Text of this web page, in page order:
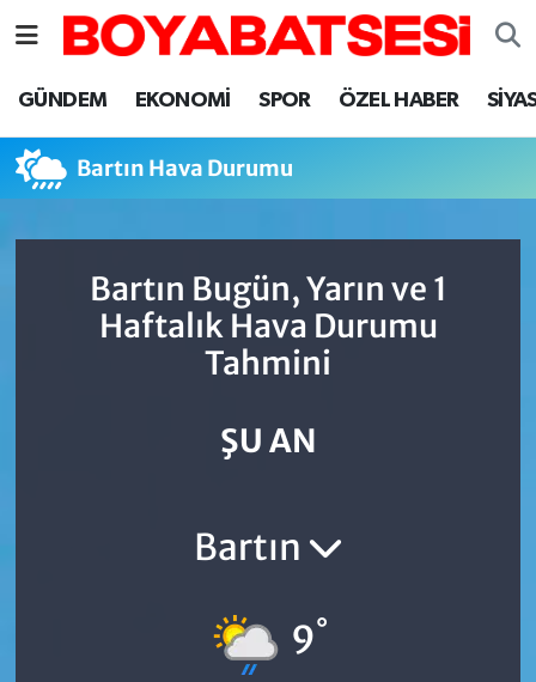
GÜNDEM EKONOMİ SPOR ÖZEL HABER
Bartın Hava Durumu
Bartın Bugün, Yarın ve 1
Haftalık Hava Durumu
Tahmini
ŞU AN
Bartın
9°
Sinop Nöbetçi Eczaneler
Sinop Trafik Yoğunluk Haritası
Süper Lig Puan Durumu ve Fikstür
Son Dakika Haberleri